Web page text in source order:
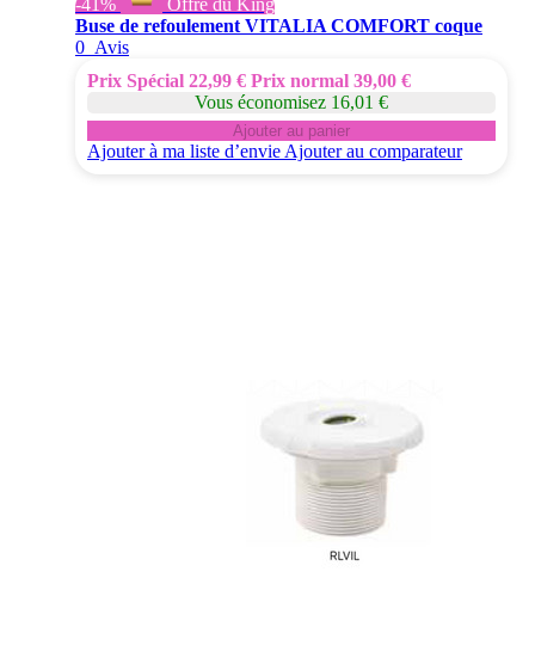
Buse de refoulement VITALIA COMFORT coque
0 Avis
Prix Spécial 22,99 € Prix normal 39,00 €
Vous économisez 16,01 €
Ajouter au panier
Ajouter à ma liste d’envie Ajouter au comparateur